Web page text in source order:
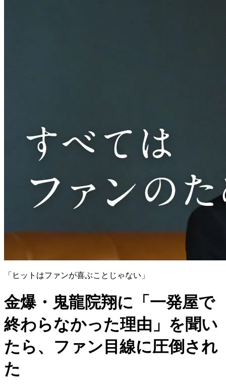
「ヒットはファンが喜ぶことじゃない」
金爆・鬼龍院翔に「一発屋で
終わらなかった理由」を聞い
たら、ファン目線に圧倒され
た